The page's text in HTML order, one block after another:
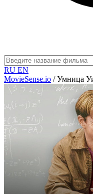
RU EN
MovieSense.io / Умница